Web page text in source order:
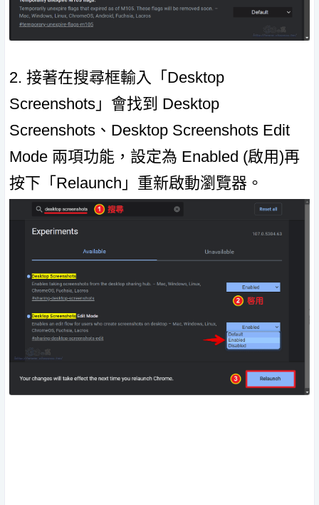
2. 接著在搜尋框輸入「Desktop
Screenshots」會找到 Desktop
Screenshots、Desktop Screenshots Edit
Mode 兩項功能，設定為 Enabled (啟用)再
按下「Relaunch」重新啟動瀏覽器。